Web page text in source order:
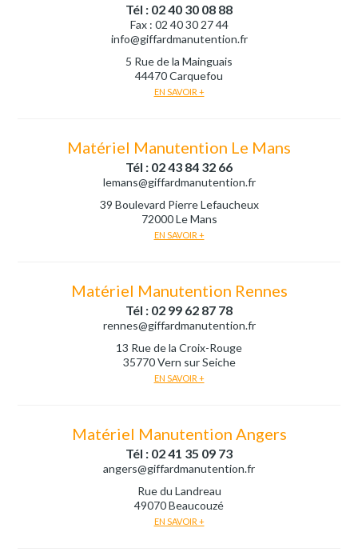
Tél : 02 40 30 08 88
Fax : 02 40 30 27 44
info@giffardmanutention.fr
5 Rue de la Mainguais
44470 Carquefou
EN SAVOIR +
Matériel Manutention Le Mans
Tél : 02 43 84 32 66
lemans@giffardmanutention.fr
39 Boulevard Pierre Lefaucheux
72000 Le Mans
EN SAVOIR +
Matériel Manutention Rennes
Tél : 02 99 62 87 78
rennes@giffardmanutention.fr
13 Rue de la Croix-Rouge
35770 Vern sur Seiche
EN SAVOIR +
Matériel Manutention Angers
Tél : 02 41 35 09 73
angers@giffardmanutention.fr
Rue du Landreau
49070 Beaucouzé
EN SAVOIR +